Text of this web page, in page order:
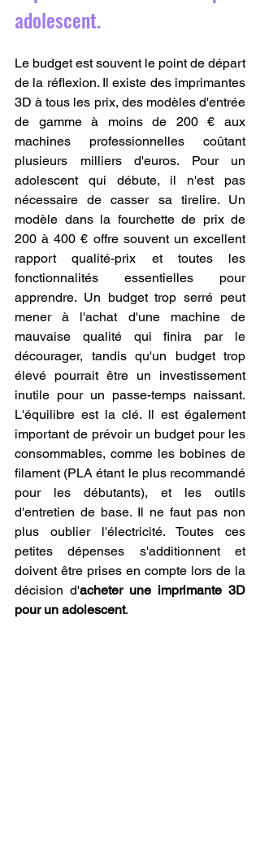
adolescent.
Le budget est souvent le point de départ
de la réflexion. Il existe des imprimantes
3D à tous les prix, des modèles d'entrée
de gamme à moins de 200 € aux
machines professionnelles coûtant
plusieurs milliers d'euros. Pour un
adolescent qui débute, il n'est pas
nécessaire de casser sa tirelire. Un
modèle dans la fourchette de prix de
200 à 400 € offre souvent un excellent
rapport qualité-prix et toutes les
fonctionnalités essentielles pour
apprendre. Un budget trop serré peut
mener à l'achat d'une machine de
mauvaise qualité qui finira par le
décourager, tandis qu'un budget trop
élevé pourrait être un investissement
inutile pour un passe-temps naissant.
L'équilibre est la clé. Il est également
important de prévoir un budget pour les
consommables, comme les bobines de
filament (PLA étant le plus recommandé
pour les débutants), et les outils
d'entretien de base. Il ne faut pas non
plus oublier l'électricité. Toutes ces
petites dépenses s'additionnent et
doivent être prises en compte lors de la
décision d'acheter une imprimante 3D
pour un adolescent.